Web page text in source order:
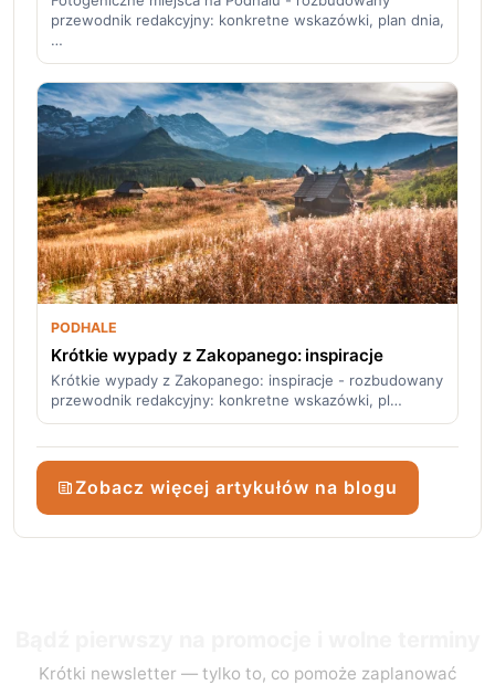
przewodnik redakcyjny: konkretne wskazówki, plan dnia,
…
PODHALE
Krótkie wypady z Zakopanego: inspiracje
Krótkie wypady z Zakopanego: inspiracje - rozbudowany
przewodnik redakcyjny: konkretne wskazówki, pl…
Zobacz więcej artykułów na blogu
Krótki newsletter — tylko to, co pomoże zaplanować